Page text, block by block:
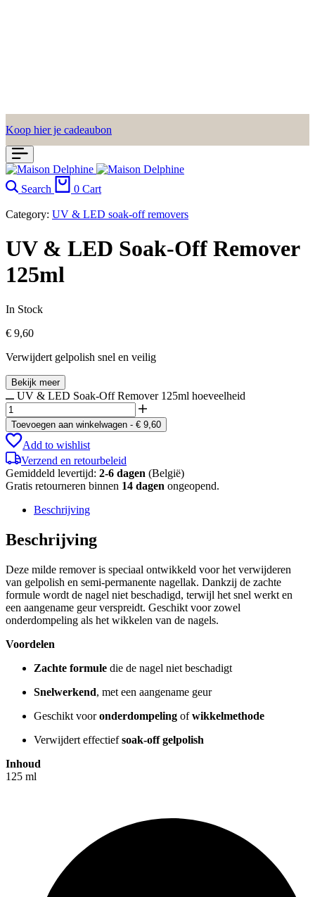
Koop hier je cadeaubon
Search 0 Cart
Category: UV & LED soak-off removers
UV & LED Soak-Off Remover
125ml
In Stock
€ 9,60
Verwijdert gelpolish snel en veilig
Bekijk meer
UV & LED Soak-Off Remover 125ml hoeveelheid
Toevoegen aan winkelwagen - € 9,60
Add to wishlist
Verzend en retourbeleid
Gemiddeld levertijd: 2-6 dagen (België)
Gratis retourneren binnen 14 dagen ongeopend.
Beschrijving
Beschrijving
Deze milde remover is speciaal ontwikkeld voor het verwijderen
van gelpolish en semi-permanente nagellak. Dankzij de zachte
formule wordt de nagel niet beschadigd, terwijl het snel werkt en
een aangename geur verspreidt. Geschikt voor zowel
onderdompeling als het wikkelen van de nagels.
Voordelen
Zachte formule die de nagel niet beschadigt
Snelwerkend, met een aangename geur
Geschikt vooronderdompeling ofwikkelmethode
Verwijdert effectiefsoak-off gelpolish
Inhoud
125 ml